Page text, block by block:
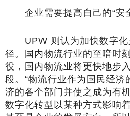
企业需要提高自己的“安
UPW 则认为加快数字化
径。国内物流行业的至暗时
役，国内物流业将更快地步
段。“物流行业作为国民经济
济的各个部门并使之成为有
数字化转型以某种方式影响